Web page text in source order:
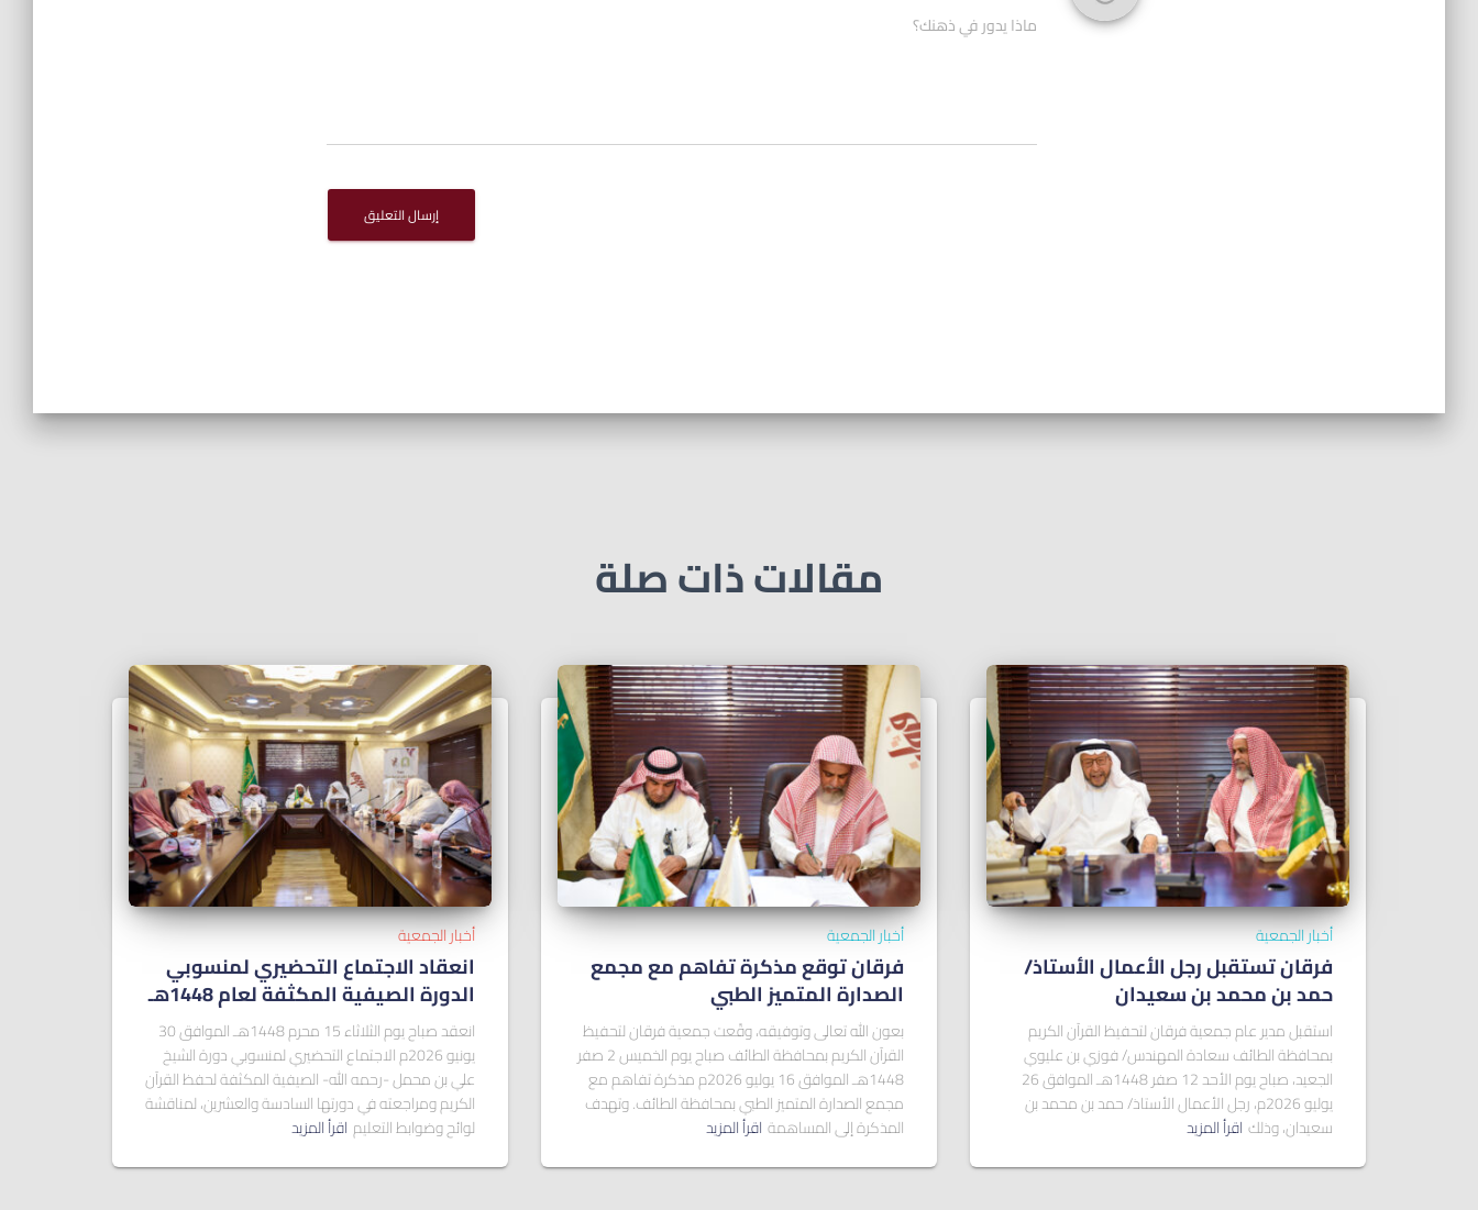
ماذا يدور في ذهنك؟
مقالات ذات صلة
أخبار الجمعية
فرقان تستقبل رجل الأعمال الأستاذ/
ﺣﻤﺪ ﺑﻦ ﻣﺤﻤﺪ ﺑﻦ ﺳﻌﻴﺪان
استقبل مدير عام جمعية فرقان لتحفيظ القرآن الكريم
بمحافظة الطائف سعادة المهندس/ فوزي بن عليوي
الجعيد، صباح يوم الأحد 12 صفر 1448هـ الموافق 26
يوليو 2026م، رجل الأعمال الأستاذ/ حمد بن محمد بن
سعيدان، وذلك اقرأ المزيد
أخبار الجمعية
فرقان توقع مذكرة تفاهم مع مجمع
الصدارة المتميز الطبي
بعون الله تعالى وتوفيقه، وقّعت جمعية فرقان لتحفيظ
القرآن الكريم بمحافظة الطائف صباح يوم الخميس 2 صفر
1448هـ الموافق 16 يوليو 2026م مذكرة تفاهم مع
مجمع الصدارة المتميز الطبي بمحافظة الطائف. وتهدف
المذكرة إلى المساهمة اقرأ المزيد
أخبار الجمعية
انعقاد الاجتماع التحضيري لمنسوبي
الدورة الصيفية المكثفة لعام 1448هـ
انعقد صباح يوم الثلاثاء 15 محرم 1448هـ الموافق 30
يونيو 2026م الاجتماع التحضيري لمنسوبي دورة الشيخ
علي بن محمل -رحمه الله- الصيفية المكثفة لحفظ القرآن
الكريم ومراجعته في دورتها السادسة والعشرين، لمناقشة
لوائح وضوابط التعليم اقرأ المزيد